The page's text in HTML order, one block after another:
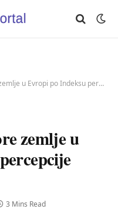
po Indeksu percepcije korupcije za 2021.
zemlje u
3 Mins Read